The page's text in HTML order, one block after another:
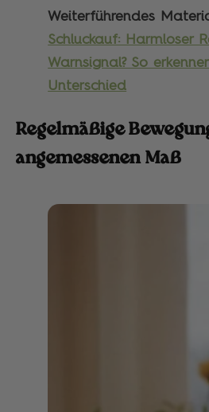
Weiterführendes
Schluckauf: Harmloser
Warnsignal? So
Unterschied
Regelmäßige
angemessenen Maß